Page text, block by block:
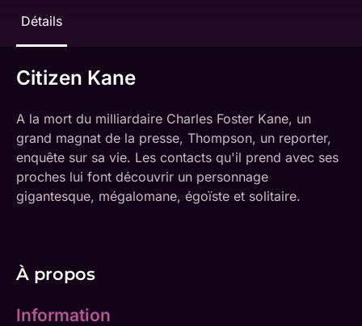
Détails
Citizen Kane
A la mort du milliardaire Charles Foster Kane, un
grand magnat de la presse, Thompson, un reporter,
enquête sur sa vie. Les contacts qu'il prend avec ses
proches lui font découvrir un personnage
gigantesque, mégalomane, égoïste et solitaire.
À propos
Information